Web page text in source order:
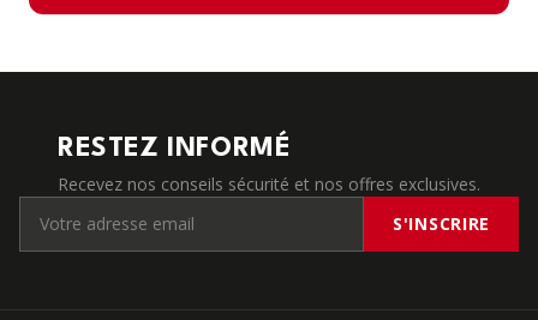
RESTEZ INFORMÉ
Recevez nos conseils sécurité et nos offres exclusives.
S'INSCRIRE